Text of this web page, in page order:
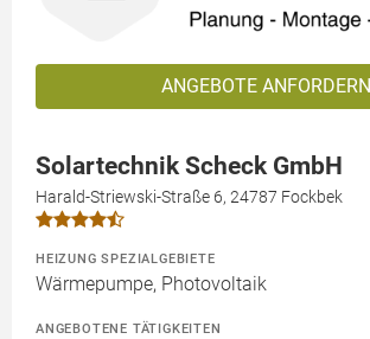
ANGEBOTE ANFORDERN
Solartechnik Scheck GmbH
Harald-Striewski-Straße 6, 24787 Fockbek
HEIZUNG SPEZIALGEBIETE
Wärmepumpe, Photovoltaik
ANGEBOTENE TÄTIGKEITEN